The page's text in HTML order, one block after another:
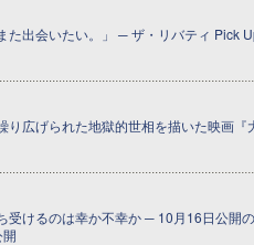
た出会いたい。」 ─ ザ・リバティ Pick
広げられた地獄的世相を描いた映画『
受けるのは幸か不幸か ─ 10月16日公開